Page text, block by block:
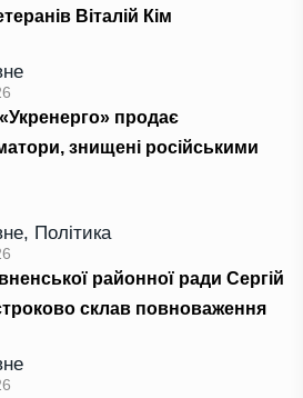
Віталій Кім
продає
знищені російськими
, Політика
районної ради Сергій
склав повноваження